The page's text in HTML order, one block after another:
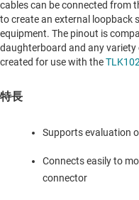
cables can be connected from
to create an external loopback
equipment. The pinout is
daughterboard and any
created for use with the
特長
Supports evaluation
Connects easily to
connector